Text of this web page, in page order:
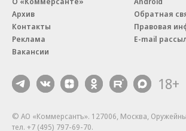
Архив
Контакты
Реклама
Вакансии
Обратная
Правовая
E-mail
18+
© АО «Коммерсантъ». 127006, Москва,
тел. +7 (495) 797-69-70.